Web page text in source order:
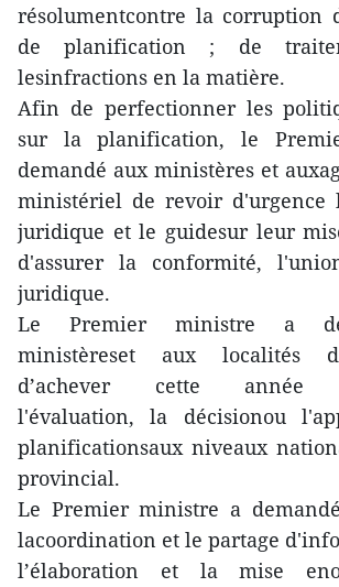
résolumentcontre la corruption
de planification ; de
lesinfractions en la matière.
Afin de perfectionner les
sur la planification, le
demandé aux ministères et
ministériel de revoir d'urgence
juridique et le guidesur leur
d'assurer la conformité,
juridique.
Le Premier ministre a
ministèreset aux localités
d’achever cette année
l'évaluation, la décisionou
planificationsaux niveaux
provincial.
Le Premier ministre a
lacoordination et le partage
l’élaboration et la mise